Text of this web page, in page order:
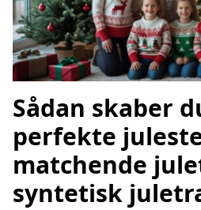
Sådan skaber
perfekte
matchende
syntetisk